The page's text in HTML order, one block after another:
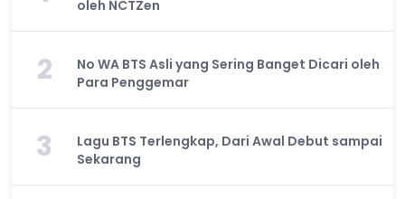
oleh NCTZen
2
No WA BTS Asli yang Sering Banget Dicari oleh
Para Penggemar
3
Lagu BTS Terlengkap, Dari Awal Debut sampai
Sekarang